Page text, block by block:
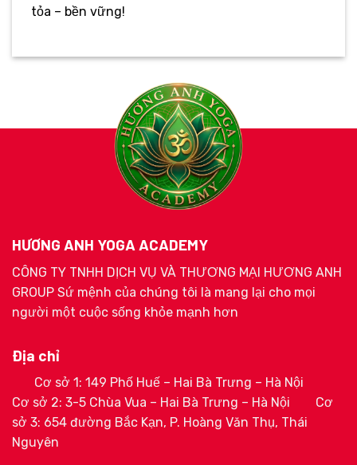
tỏa – bền vững!
HƯƠNG ANH YOGA ACADEMY
CÔNG TY TNHH DỊCH VỤ VÀ THƯƠNG MẠI HƯƠNG ANH
GROUP Sứ mệnh của chúng tôi là mang lại cho mọi
người một cuộc sống khỏe mạnh hơn
Địa chỉ
Cơ sở 1: 149 Phố Huế – Hai Bà Trưng – Hà Nội
Cơ sở 2: 3-5 Chùa Vua – Hai Bà Trưng – Hà Nội
Cơ
sở 3: 654 đường Bắc Kạn, P. Hoàng Văn Thụ, Thái
Nguyên